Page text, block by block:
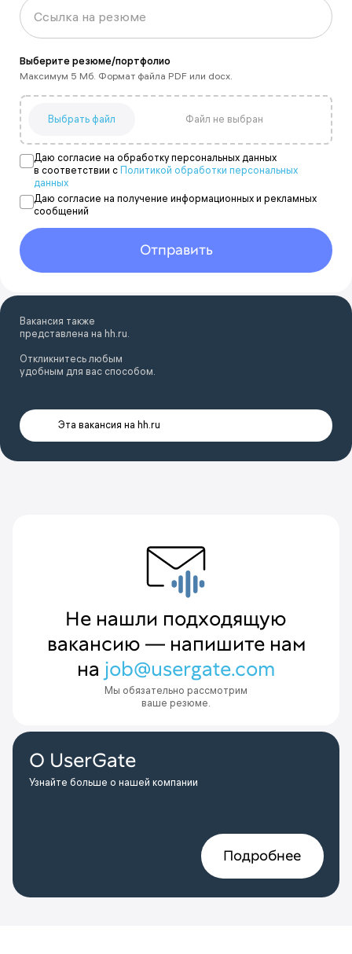
Ссылка на резюме
Выберите резюме/портфолио
Максимум 5 Мб. Формат файла PDF или docx.
Выбрать файл
Даю согласие на обработку персональных данных
в соответствии с Политикой обработки персональных
данных
Даю согласие на получение информационных и рекламных
сообщений
Отправить
Вакансия также
представлена на hh.ru.
Откликнитесь любым
удобным для вас способом.
Эта вакансия на hh.ru
Не нашли подходящую
вакансию — напишите нам
на job@usergate.com
Мы обязательно рассмотрим
ваше резюме.
О UserGate
Узнайте больше о нашей компании
Подробнее